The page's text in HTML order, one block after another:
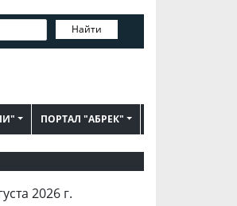
Найти
ПОРТАЛ "АБРЕК"
2026 г.